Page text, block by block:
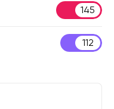
145
112